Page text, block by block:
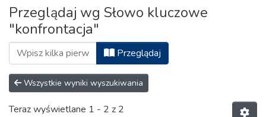
na UAFM
Informacja
Dla autorów
Pomoc
Kontakt
Przeglądaj wg Słowo kluczowe
"konfrontacja"
Przeglądaj
Wszystkie wyniki wyszukiwania
Teraz wyświetlane 1 - 2 z 2